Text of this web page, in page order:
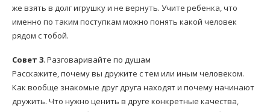
же взять в долг игрушку и не вернуть. Учите ребенка, что
именно по таким поступкам можно понять какой человек
рядом с тобой.
Совет 3. Разговаривайте по душам
Расскажите, почему вы дружите с тем или иным человеком.
Как вообще знакомые друг друга находят и почему начинают
дружить. Что нужно ценить в друге конкретные качества,